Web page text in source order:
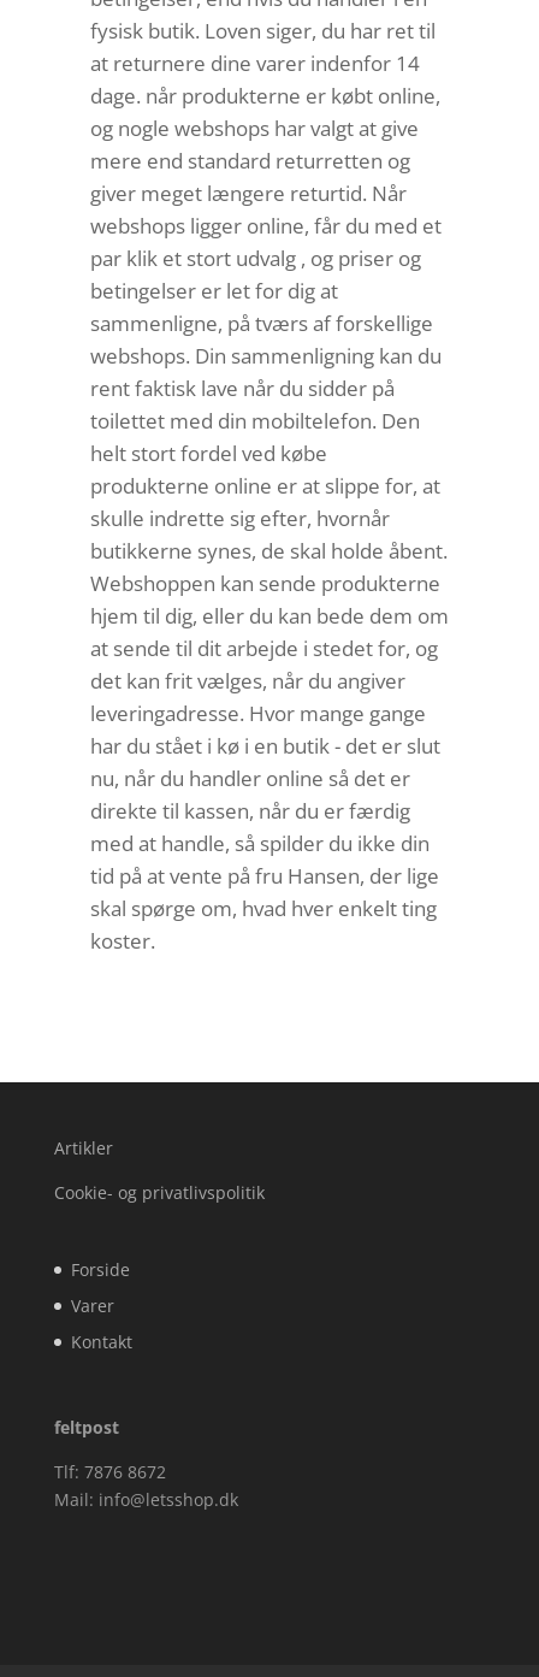
fysisk butik. Loven siger, du har ret til
at returnere dine varer indenfor 14
dage. når produkterne er købt online,
og nogle webshops har valgt at give
mere end standard returretten og
giver meget længere returtid. Når
webshops ligger online, får du med et
par klik et stort udvalg , og priser og
betingelser er let for dig at
sammenligne, på tværs af forskellige
webshops. Din sammenligning kan du
rent faktisk lave når du sidder på
toilettet med din mobiltelefon. Den
helt stort fordel ved købe
produkterne online er at slippe for, at
skulle indrette sig efter, hvornår
butikkerne synes, de skal holde åbent.
Webshoppen kan sende produkterne
hjem til dig, eller du kan bede dem om
at sende til dit arbejde i stedet for, og
det kan frit vælges, når du angiver
leveringadresse. Hvor mange gange
har du stået i kø i en butik - det er slut
nu, når du handler online så det er
direkte til kassen, når du er færdig
med at handle, så spilder du ikke din
tid på at vente på fru Hansen, der lige
skal spørge om, hvad hver enkelt ting
koster.
Artikler
Cookie- og privatlivspolitik
Forside
Varer
Kontakt
feltpost
Tlf: 7876 8672
Mail: info@letsshop.dk